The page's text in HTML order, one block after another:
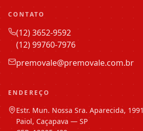
CONTATO
(12) 3652-9592
(12) 99760-7976
premovale@premovale.com.br
ENDEREÇO
Estr. Mun. Nossa Sra. Aparecida, 1991
Paiol, Caçapava — SP